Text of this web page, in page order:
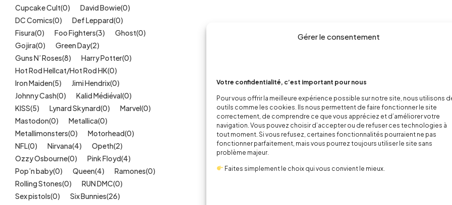
Gérer le consentement
Votre confidentialité, c’est important pour nous
Pour vous offrir la meilleure expérience possible sur notre site, nous utilisons
outils comme les cookies. Ils nous permettent de faire fonctionner le site
correctement, de comprendre ce que vous appréciez et d’améliorer votre
navigation. Vous pouvez choisir d’accepter ou de refuser ces technologies à
tout moment. Si vous refusez, certaines fonctionnalités pourraient ne pas
fonctionner parfaitement, mais vous pourrez toujours utiliser le site sans
problème majeur.
Faites simplement le choix qui vous convient le mieux.
Univers (422)
Cupcake Cult(0) David Bowie(0)
DC Comics(0) Def Leppard(0)
Fisura(0) Foo Fighters(3) Ghost(0)
Gojira(0) Green Day(2)
Guns N’ Roses(8) Harry Potter(0)
Hot Rod Hellcat/Hot Rod HK(0)
Iron Maiden(5) Jimi Hendrix(0)
Johnny Cash(0) Kalid Médiéval(0)
KISS(5) Lynard Skynard(0) Marvel(0)
Mastodon(0) Metallica(0)
Metallimonsters(0) Motorhead(0)
NFL(0) Nirvana(4) Opeth(2)
Ozzy Osbourne(0) Pink Floyd(4)
Pop’n baby(0) Queen(4) Ramones(0)
Rolling Stones(0) RUN DMC(0)
Sex pistols(0) Six Bunnies(26)